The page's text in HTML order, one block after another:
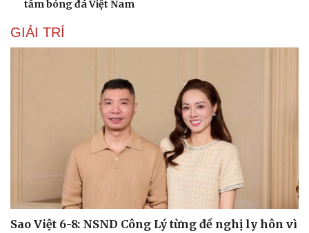
Dinh dưỡng - món ngon
Cây thuốc
Đời sống
Nhà đẹp
Blog
tầm bóng đá Việt Nam
GIẢI TRÍ
Sao Việt 6-8: NSND Công Lý từng đề nghị ly hôn vì